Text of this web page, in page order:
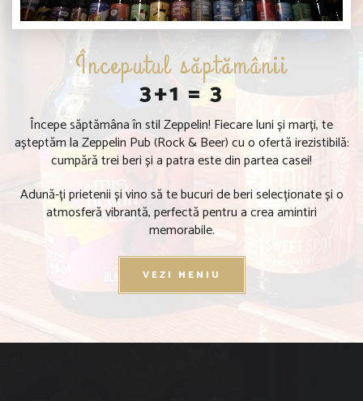
Începutul săptămânii
3+1 = 3
Începe săptămâna în stil Zeppelin! Fiecare luni și marți, te
așteptăm la Zeppelin Pub (Rock & Beer) cu o ofertă irezistibilă:
cumpără trei beri și a patra este din partea casei!
Adună-ți prietenii și vino să te bucuri de beri selecționate și o
atmosferă vibrantă, perfectă pentru a crea amintiri
memorabile.
VEZI MENIU